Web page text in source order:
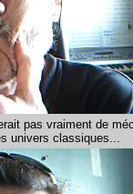
pas vraiment de
univers classiques...